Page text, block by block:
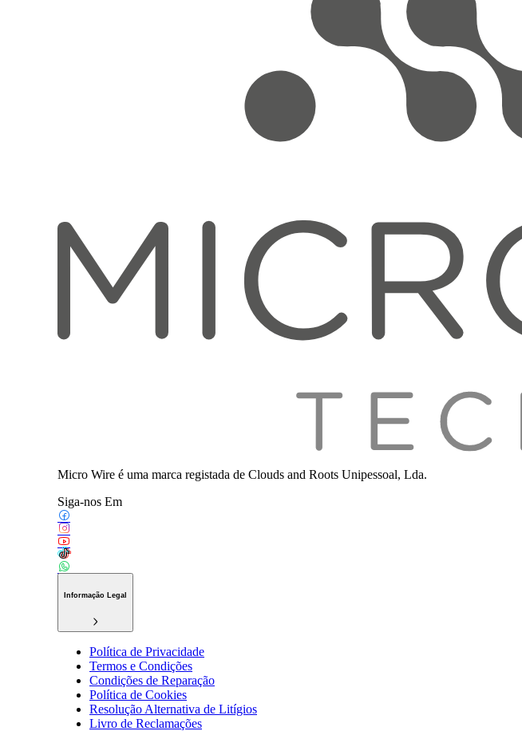
Micro Wire é uma marca registada de Clouds and Roots Unipessoal, Lda.
Siga-nos Em
Informação Legal
Política de Privacidade
Termos e Condições
Condições de Reparação
Política de Cookies
Resolução Alternativa de Litígios
Livro de Reclamações